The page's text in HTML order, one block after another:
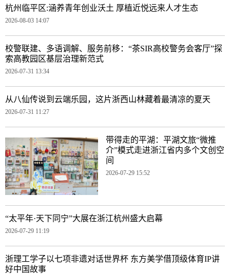
杭州临平区:涵养青年创业沃土 厚植近悦远来人才生态
2026-08-03 14:07
校警联建、多语调解、服务前移：“茶SIR高校警务会客厅”探
索高教园区基层治理新范式
2026-07-31 13:34
从八仙传说到云端乐园，这片浙西山林藏着最清凉的夏天
2026-07-31 11:27
带得走的平湖：平湖文旅“微推
介”模式走进浙江省内多个文创空
间
2026-07-29 15:52
“太平年·天下同宁”大展在浙江杭州盛大启幕
2026-07-29 11:19
浙理工学子以七项非遗对话世界杯 东方美学借顶级体育IP讲
好中国故事